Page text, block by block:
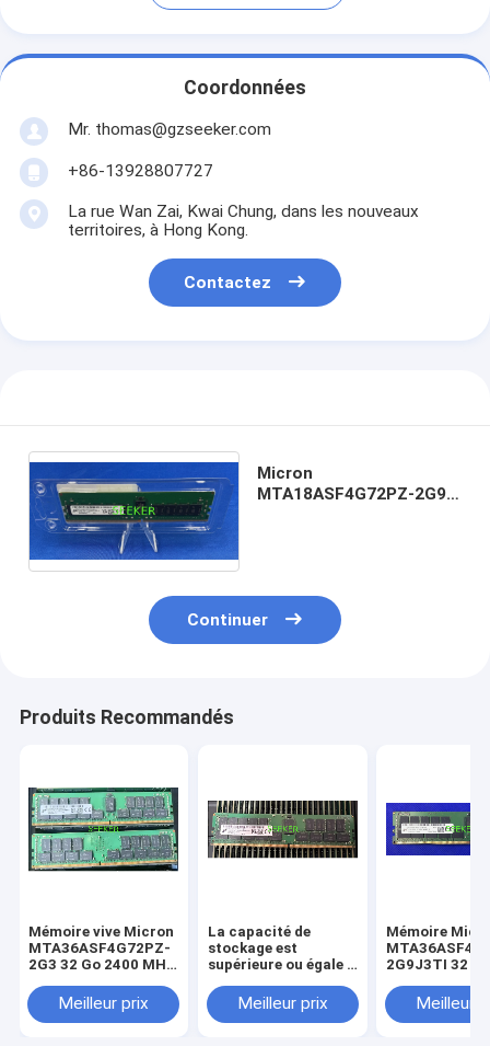
Coordonnées
Mr. thomas@gzseeker.com
+86-13928807727
La rue Wan Zai, Kwai Chung, dans les nouveaux
territoires, à Hong Kong.
Contactez
Micron
MTA18ASF4G72PZ-2G9
Continuer
Produits Recommandés
Mémoire vive Micron
MTA36ASF4G72PZ-
2G3 32 Go 2400 MHz
Meilleur prix
La capacité de
stockage est
supérieure ou égale à
stockage de
l'appareil
Meilleur prix
Mémoire
2G9J3TI 32
Meilleur